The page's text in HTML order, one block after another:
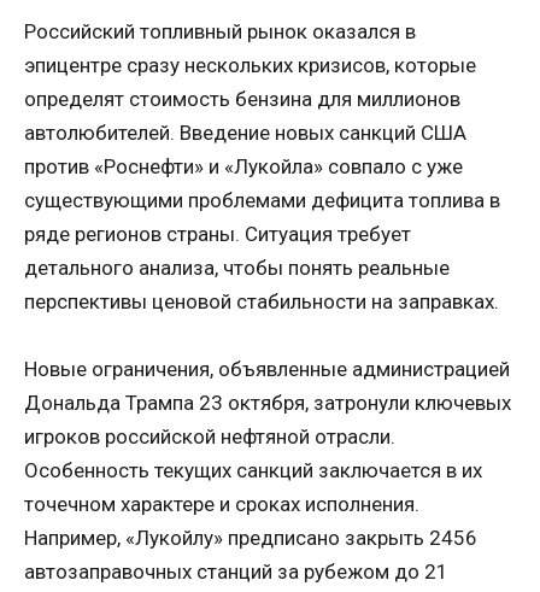
Российский топливный рынок оказался в
эпицентре сразу нескольких кризисов, которые
определят стоимость бензина для миллионов
автолюбителей. Введение новых санкций США
против «Роснефти» и «Лукойла» совпало с уже
существующими проблемами дефицита топлива в
ряде регионов страны. Ситуация требует
детального анализа, чтобы понять реальные
перспективы ценовой стабильности на заправках.
Новые ограничения, объявленные администрацией
Дональда Трампа 23 октября, затронули ключевых
игроков российской нефтяной отрасли.
Особенность текущих санкций заключается в их
точечном характере и сроках исполнения.
Например, «Лукойлу» предписано закрыть 2456
автозаправочных станций за рубежом до 21